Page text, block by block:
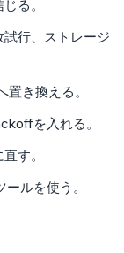
る。
行、ストレージ
き換える。
を入れる。
す。
ルを使う。